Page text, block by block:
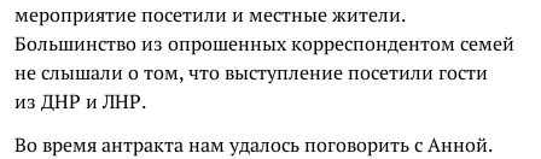
мероприятие посетили и местные жители.
Большинство из опрошенных корреспондентом семей
не слышали о том, что выступление посетили гости
из ДНР и ЛНР.
Во время антракта нам удалось поговорить с Анной.